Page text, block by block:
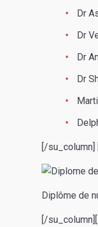
Dr
Dr
Dr
Dr
[/su_column]
Diplôme de
[/